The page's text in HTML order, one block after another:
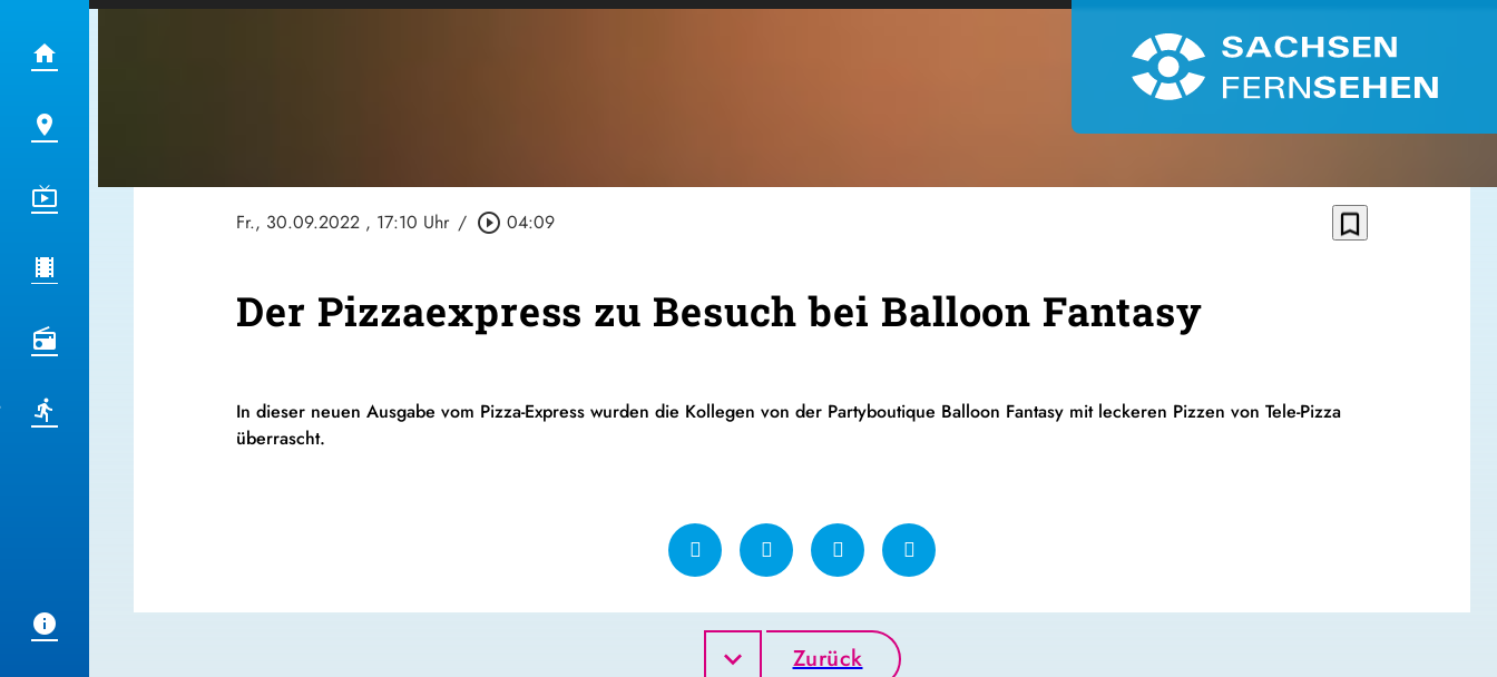
Fr., 30.09.2022 , 17:10 Uhr / play_circle_outline 04:09 bookmark_border
Der Pizzaexpress zu Besuch bei Balloon Fantasy
In dieser neuen Ausgabe vom Pizza-Express wurden die Kollegen von der Partyboutique Balloon Fantasy mit leckeren Pizzen von Tele-Pizza
überrascht.
Zurück